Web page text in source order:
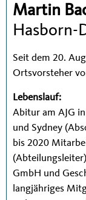
Martin
Hasborn-
Seit dem 20.
Ortsvorsteher
Lebenslauf:
Abitur am AJG
und Sydney
bis 2020
GmbH und
langjähriges